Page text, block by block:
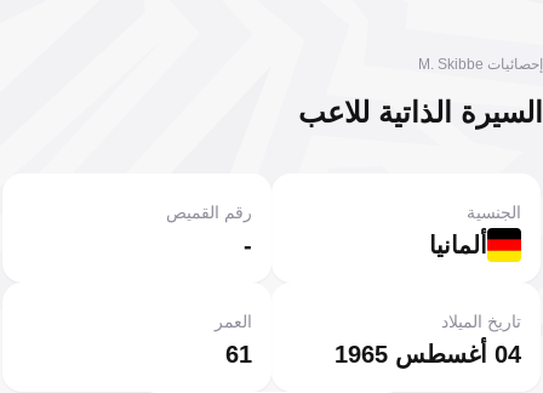
إحصائيات M. Skibbe
السيرة الذاتية للاعب
ألمانيا
الجنسية
-
رقم القميص
04 أغسطس 1965
تاريخ الميلاد
61
العمر